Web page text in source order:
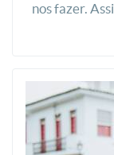
nos fazer.